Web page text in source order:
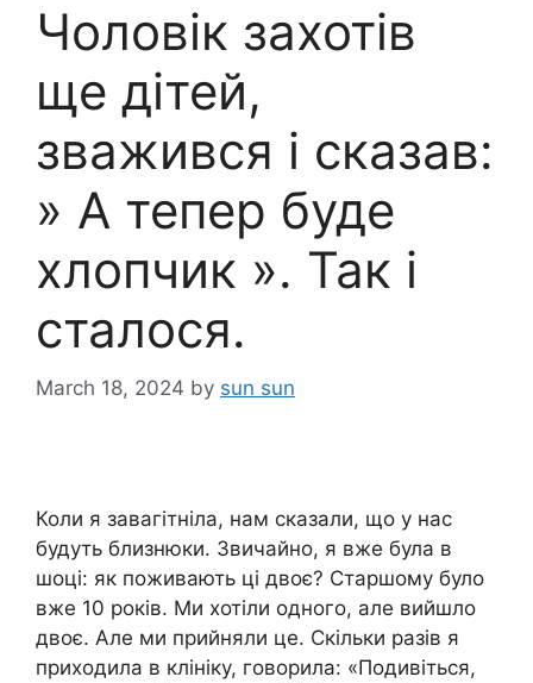
Чоловік захотів
ще дітей,
зважився і сказав:
» А тепер буде
хлопчик ». Так і
сталося.
March 18, 2024 by sun sun
Коли я завагітніла, нам сказали, що у нас
будуть близнюки. Звичайно, я вже була в
шоці: як поживають ці двоє? Старшому було
вже 10 років. Ми хотіли одного, але вийшло
двоє. Але ми прийняли це. Скільки разів я
приходила в клініку, говорила: «Подивіться,